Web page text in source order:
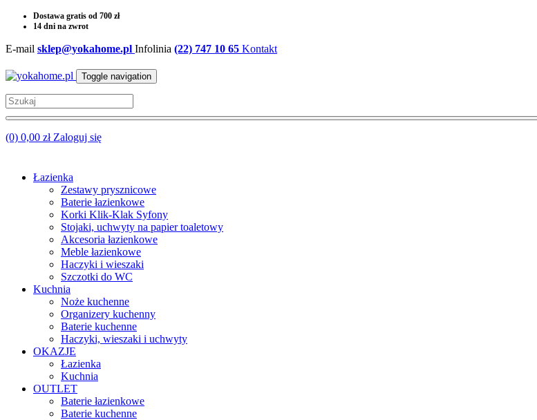
Dostawa gratis od 700 zł
14 dni na zwrot
E-mail sklep@yokahome.pl Infolinia (22) 747 10 65 Kontakt
Toggle navigation
(0) 0,00 zł Zaloguj się
Łazienka
Zestawy prysznicowe
Baterie łazienkowe
Korki Klik-Klak Syfony
Stojaki, uchwyty na papier toaletowy
Akcesoria łazienkowe
Meble łazienkowe
Haczyki i wieszaki
Szczotki do WC
Kuchnia
Noże kuchenne
Organizery kuchenny
Baterie kuchenne
Haczyki, wieszaki i uchwyty
OKAZJE
Łazienka
Kuchnia
OUTLET
Baterie łazienkowe
Baterie kuchenne